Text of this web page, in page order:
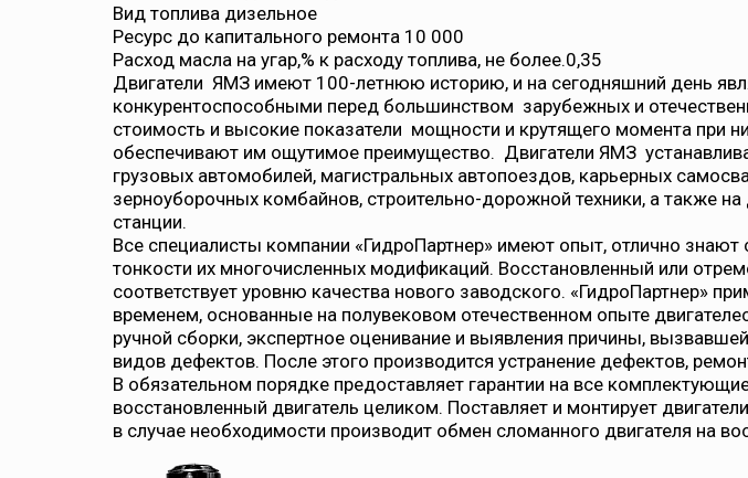
Вид топлива дизельное
Ресурс до капитального ремонта 10 000
Расход масла на угар,% к расходу топлива, не более.0,35
Двигатели ЯМЗ имеют 100-летнюю историю, и на сегодняшний день
конкурентоспособными перед большинством зарубежных и
стоимость и высокие показатели мощности и крутящего момента при
обеспечивают им ощутимое преимущество. Двигатели ЯМЗ
грузовых автомобилей, магистральных автопоездов, карьерных
зерноуборочных комбайнов, строительно-дорожной техники, а также
станции.
Все специалисты компании «ГидроПартнер» имеют опыт, отлично знают
тонкости их многочисленных модификаций. Восстановленный или
соответствует уровню качества нового заводского. «ГидроПартнер»
временем, основанные на полувековом отечественном опыте
ручной сборки, экспертное оценивание и выявления причины,
видов дефектов. После этого производится устранение дефектов,
В обязательном порядке предоставляет гарантии на все
восстановленный двигатель целиком. Поставляет и монтирует
в случае необходимости производит обмен сломанного двигателя на